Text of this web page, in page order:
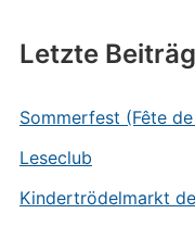
Letzte
Sommerfest (Fête
Leseclub
Kindertrödelmarkt